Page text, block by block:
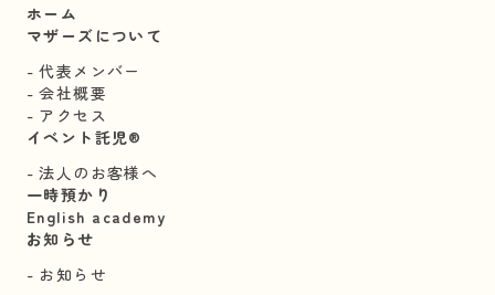
ホーム
マザーズについて
代表メンバー
会社概要
アクセス
イベント託児®︎
法人のお客様へ
一時預かり
English academy
お知らせ
お知らせ